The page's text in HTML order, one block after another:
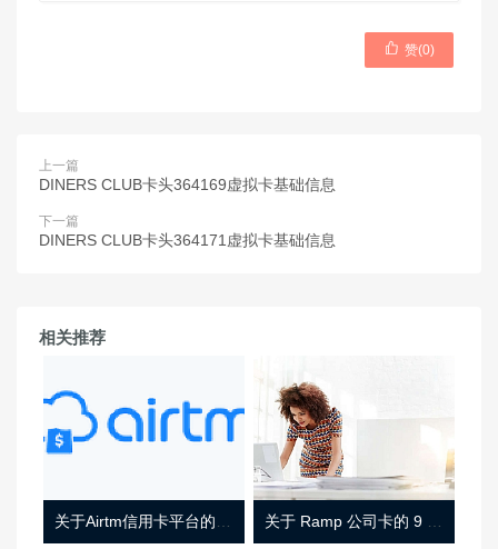
 赞(0)
上一篇
DINERS CLUB卡头364169虚拟卡基础信息
下一篇
DINERS CLUB卡头364171虚拟卡基础信息
相关推荐